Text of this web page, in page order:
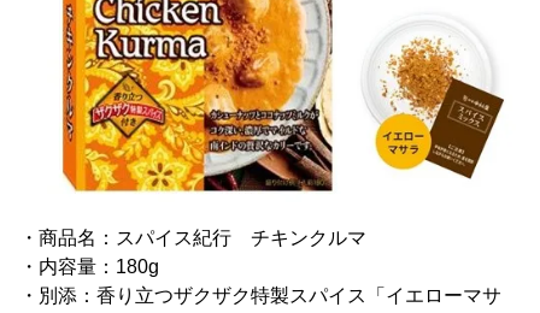
・商品名：スパイス紀行 チキンクルマ
・内容量：180g
・別添：香り立つザクザク特製スパイス「イエローマサ